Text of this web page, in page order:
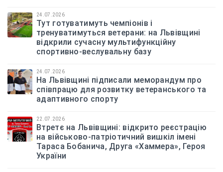
24.07.2026
Тут готуватимуть чемпіонів і
тренуватимуться ветерани: на Львівщині
відкрили сучасну мультифункційну
спортивно-веслувальну базу
24.07.2026
На Львівщині підписали меморандум про
співпрацю для розвитку ветеранського та
адаптивного спорту
22.07.2026
Втретє на Львівщині: відкрито реєстрацію
на військово-патріотичний вишкіл імені
Тараса Бобанича, Друга «Хаммера», Героя
України